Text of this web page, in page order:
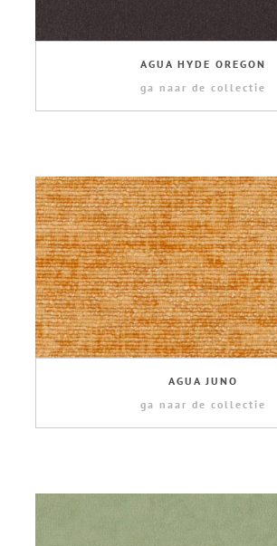
AGUA HYDE OREGON
ga naar de collectie
AGUA JUNO
ga naar de collectie